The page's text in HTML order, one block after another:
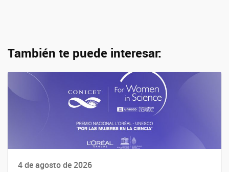
También te puede interesar:
4 de agosto de 2026